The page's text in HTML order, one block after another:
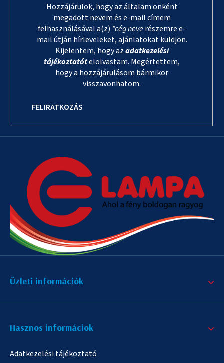
Hozzájárulok, hogy az általam önként
megadott nevem és e-mail címem
felhasználásával a(z) *cég neverészemre e-
mail útján hírleveleket, ajánlatokat küldjön.
Kijelentem, hogy azadatkezelési
tájékoztatótelolvastam. Megértettem,
hogy a hozzájárulásom bármikor
visszavonhatom.
FELIRATKOZÁS
Üzleti információk
Hasznos informáciok
Adatkezelési tájékoztató